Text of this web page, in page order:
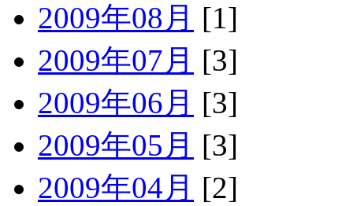
2009年08月 [1]
2009年07月 [3]
2009年06月 [3]
2009年05月 [3]
2009年04月 [2]